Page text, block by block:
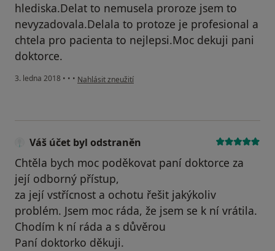
hlediska.Delat to nemusela proroze jsem to
nevyzadovala.Delala to protoze je profesional a
chtela pro pacienta to nejlepsi.Moc dekuji pani
doktorce.
3. ledna 2018 • • • podle názoru uživatele Váš účet byl odstraněn
Nahlásit zneužití
Váš účet byl odstraněn
Chtěla bych moc poděkovat paní doktorce za
její odborný přístup,
za její vstřícnost a ochotu řešit jakýkoliv
problém. Jsem moc ráda, že jsem se k ní vrátila.
Chodím k ní ráda a s důvěrou
Paní doktorko děkuji.